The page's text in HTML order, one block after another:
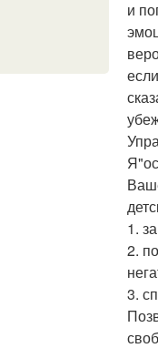
и
1.
2.
3.